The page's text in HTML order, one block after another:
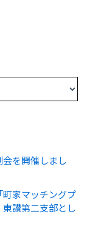
を開催しまし
家マッチングプ
讃第二支部とし